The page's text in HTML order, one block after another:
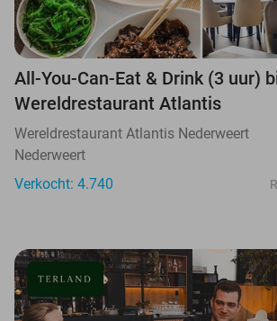
All-You-Can-Eat & Drink (3 uur)
Wereldrestaurant Atlantis
Wereldrestaurant Atlantis Nederweert
Nederweert
Verkocht: 4.740